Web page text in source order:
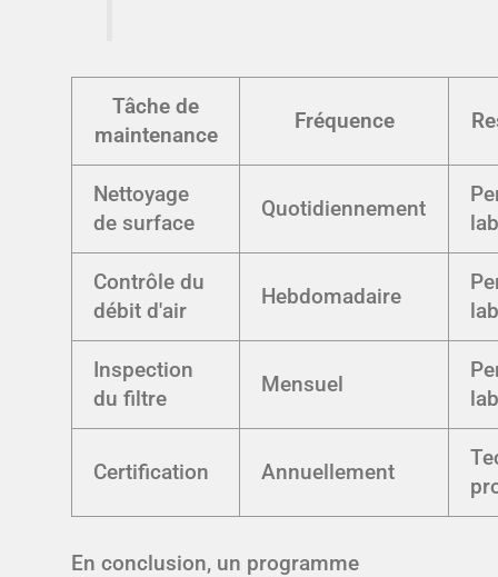
Tâche de
maintenance
Fréquence
Nettoyage
de surface
Quotidiennement
Contrôle du
débit d'air
Hebdomadaire
Inspection
du filtre
Mensuel
Certification Annuellement
En conclusion, un programme